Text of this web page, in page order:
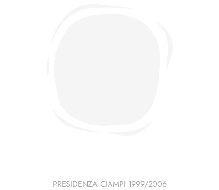
PRESIDENZA CIAMPI 1999/2006